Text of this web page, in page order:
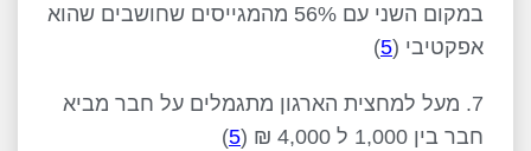
במקום השני עם 56% מהמגייסים שחושבים שהוא
אפקטיבי (5
)
7. מעל למחצית הארגון מתגמלים על חבר מביא
חבר בין 1,000 ל 4,000 ₪ (
5
)